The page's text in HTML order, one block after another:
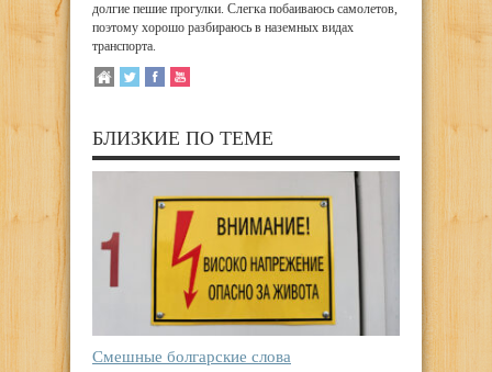
долгие пешие прогулки. Слегка побаиваюсь самолетов,
поэтому хорошо разбираюсь в наземных видах
транспорта.
БЛИЗКИЕ ПО ТЕМЕ
Смешные болгарские слова